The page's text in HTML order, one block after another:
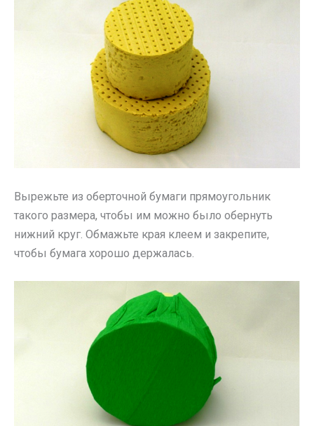
Вырежьте из оберточной бумаги прямоугольник
такого размера, чтобы им можно было обернуть
нижний круг. Обмажьте края клеем и закрепите,
чтобы бумага хорошо держалась.